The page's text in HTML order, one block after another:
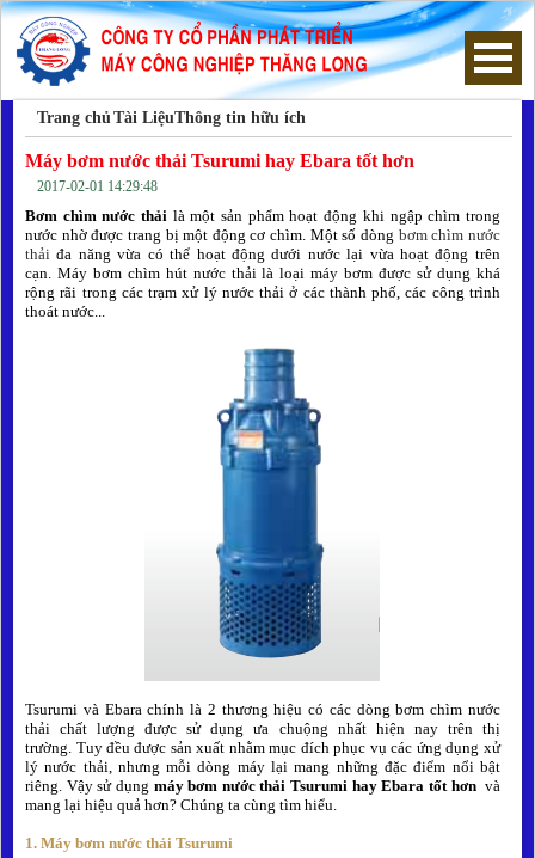
Trang chủ
Máy Bơm Hút Bùn
Trang chủTài LiệuThông tin hữu ích
Máy bơm nước thải Tsurumi hay Ebara tốt hơn
2017-02-01 14:29:48
Bơm chìm nước thải là một sản phẩm hoạt động khi ngập chìm trong
nước nhờ được trang bị một động cơ chìm. Một số dòng bơm chìm nước
thải đa năng vừa có thể hoạt động dưới nước lại vừa hoạt động trên
cạn. Máy bơm chìm hút nước thải là loại máy bơm được sử dụng khá
rộng rãi trong các trạm xử lý nước thải ở các thành phố, các công trình
thoát nước...
Tsurumi và Ebara chính là 2 thương hiệu có các dòng bơm chìm nước
thải chất lượng được sử dụng ưa chuộng nhất hiện nay trên thị
trường. Tuy đều được sản xuất nhằm mục đích phục vụ các ứng dụng xử
lý nước thải, nhưng mỗi dòng máy lại mang những đặc điểm nổi bật
riêng. Vậy sử dụng máy bơm nước thải Tsurumi hay Ebara tốt hơn và
mang lại hiệu quả hơn? Chúng ta cùng tìm hiểu.
1. Máy bơm nước thải Tsurumi